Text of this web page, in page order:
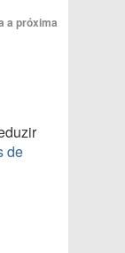
a próxima
de